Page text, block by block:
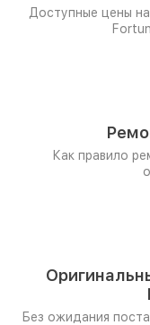
Доступные цены
Как правило
Без ожидания